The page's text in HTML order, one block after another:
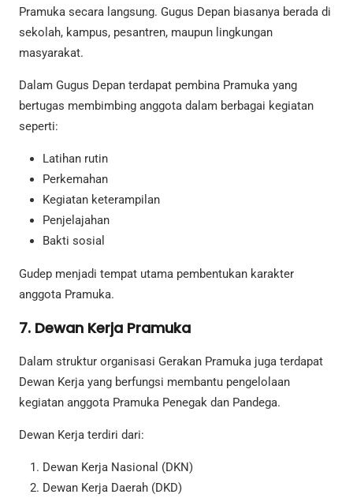
Pramuka secara langsung. Gugus Depan biasanya berada di
sekolah, kampus, pesantren, maupun lingkungan
masyarakat.
Dalam Gugus Depan terdapat pembina Pramuka yang
bertugas membimbing anggota dalam berbagai kegiatan
seperti:
Latihan rutin
Perkemahan
Kegiatan keterampilan
Penjelajahan
Bakti sosial
Gudep menjadi tempat utama pembentukan karakter
anggota Pramuka.
7. Dewan Kerja Pramuka
Dalam struktur organisasi Gerakan Pramuka juga terdapat
Dewan Kerja yang berfungsi membantu pengelolaan
kegiatan anggota Pramuka Penegak dan Pandega.
Dewan Kerja terdiri dari:
Dewan Kerja Nasional (DKN)
Dewan Kerja Daerah (DKD)